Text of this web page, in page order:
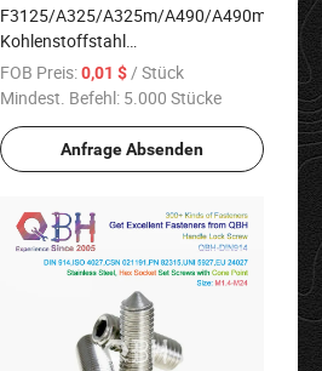
F3125/A325/A325m/A490/A490m
Kohlenstoffstahl
Sechskantschraube
FOB Preis:0,01 $ / Stück
Mindest. Befehl: 5.000 Stücke
Anfrage Absenden